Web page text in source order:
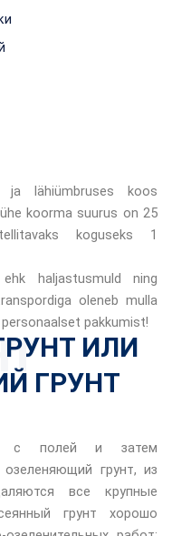
ja lähiümbruses koos
koorma suurus on 25
koguseks 1
haljastusmuld ning
oleneb mulla
pakkumist!
ИЛИ
ГРУНТ
с полей и затем
грунт, из
все крупные
грунт хорошо